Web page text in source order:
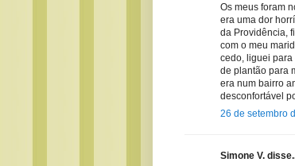
Os meus foram
era uma dor
da Providência,
com o meu
cedo, liguei para
de plantão para
era num bairro
desconfortável
26 de setembro
Simone V.